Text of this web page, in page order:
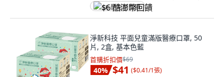
$6 酷澎幣回饋
淨新科技 平面兒童滿版醫療口罩, 50
片, 2盒, 基本色藍
首購折扣價$69
40% $41 ($0.41/1張)